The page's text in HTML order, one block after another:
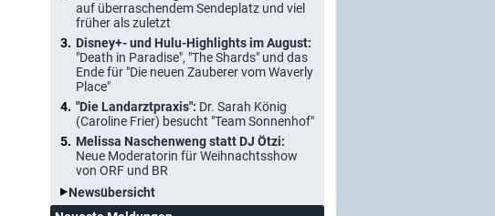
auf überraschendem Sendeplatz und viel
früher als zuletzt
Disney+- und Hulu-Highlights im August:
"Death in Paradise", "The Shards" und das
Ende für "Die neuen Zauberer vom Waverly
Place"
"Die Landarztpraxis": Dr. Sarah König
(Caroline Frier) besucht "Team Sonnenhof"
Melissa Naschenweng statt DJ Ötzi:
Neue Moderatorin für Weihnachtsshow
von ORF und BR
Newsübersicht